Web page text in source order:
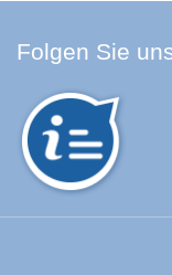
Folgen Sie